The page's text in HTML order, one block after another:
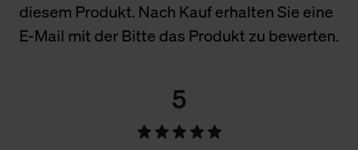
diesem Produkt. Nach Kauf erhalten Sie eine
E-Mail mit der Bitte das Produkt zu bewerten.
5